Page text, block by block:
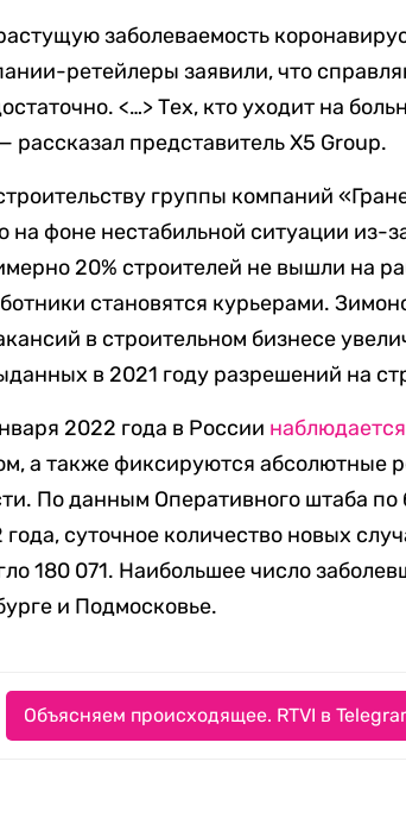
заболеваемость
ретейлеры заявили, что
<…> Тех, кто уходит на
рассказал представитель X5 Group.
группы компаний
на фоне нестабильной ситуации из-
20% строителей не вышли на
становятся курьерами.
в строительном бизнесе
в 2021 году разрешений на
2022 года в России наблюдается
а также фиксируются абсолютные
По данным Оперативного штаба
суточное количество новых
180 071. Наибольшее число
и Подмосковье.
Объясняем происходящее. RTVI в